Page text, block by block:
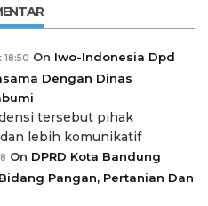
18:50 On Iwo-Indonesia Dpd
Dengan Dinas
tersebut pihak
lebih komunikatif
On DPRD Kota Bandung
Pangan, Pertanian Dan